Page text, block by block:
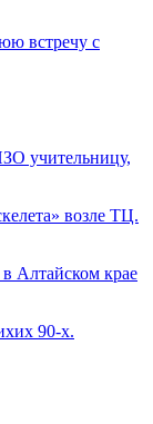
встречу с
учительницу,
возле ТЦ.
Алтайском крае
90-х.